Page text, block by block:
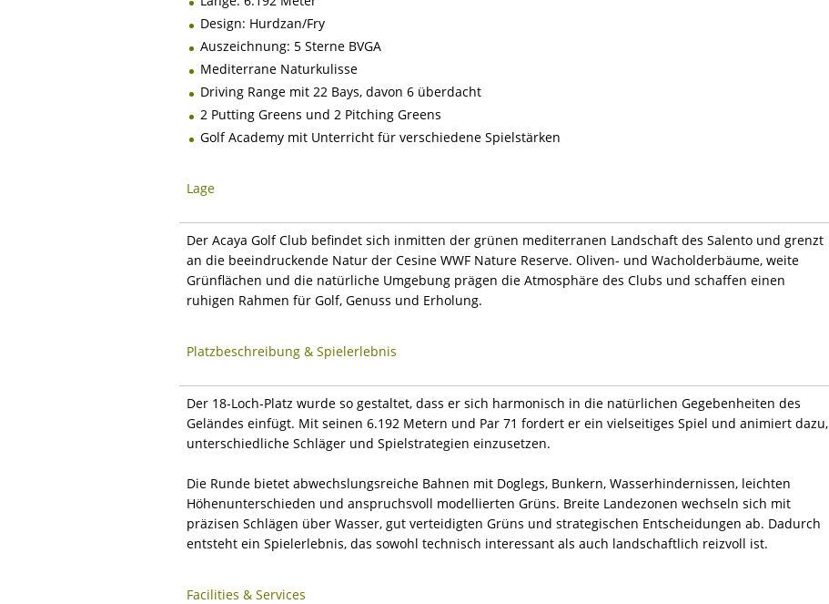
Design: Hurdzan/Fry
Auszeichnung: 5 Sterne BVGA
Mediterrane Naturkulisse
Driving Range mit 22 Bays, davon 6 überdacht
2 Putting Greens und 2 Pitching Greens
Golf Academy mit Unterricht für verschiedene Spielstärken
Lage
Der Acaya Golf Club befindet sich inmitten der grünen mediterranen Landschaft des Salento und grenzt
an die beeindruckende Natur der Cesine WWF Nature Reserve. Oliven- und Wacholderbäume, weite
Grünflächen und die natürliche Umgebung prägen die Atmosphäre des Clubs und schaffen einen
ruhigen Rahmen für Golf, Genuss und Erholung.
Platzbeschreibung & Spielerlebnis
Der 18-Loch-Platz wurde so gestaltet, dass er sich harmonisch in die natürlichen Gegebenheiten des
Geländes einfügt. Mit seinen 6.192 Metern und Par 71 fordert er ein vielseitiges Spiel und animiert dazu,
unterschiedliche Schläger und Spielstrategien einzusetzen.
Die Runde bietet abwechslungsreiche Bahnen mit Doglegs, Bunkern, Wasserhindernissen, leichten
Höhenunterschieden und anspruchsvoll modellierten Grüns. Breite Landezonen wechseln sich mit
präzisen Schlägen über Wasser, gut verteidigten Grüns und strategischen Entscheidungen ab. Dadurch
entsteht ein Spielerlebnis, das sowohl technisch interessant als auch landschaftlich reizvoll ist.
Facilities & Services